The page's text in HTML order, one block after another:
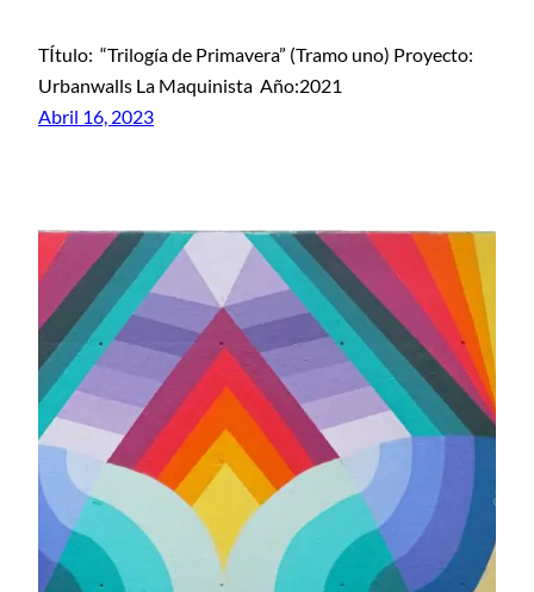
TÍtulo: “Trilogía de Primavera” (Tramo uno) Proyecto:
Urbanwalls La Maquinista Año:2021
Abril 16, 2023